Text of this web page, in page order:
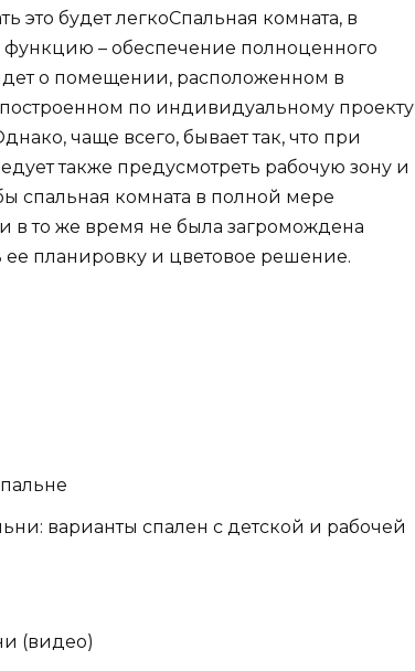
будет легкоСпальная комната, в
– обеспечение полноценного
о помещении, расположенном в
по индивидуальному проекту
чаще всего, бывает так, что при
также предусмотреть рабочую зону и
спальная комната в полной мере
то же время не была загромождена
планировку и цветовое решение.
варианты спален с детской и рабочей
(видео)